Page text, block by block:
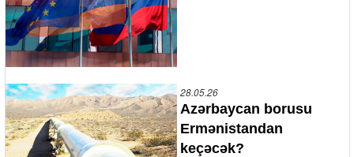
28.05.26
Azərbaycan borusu
Ermənistandan
keçəcək?